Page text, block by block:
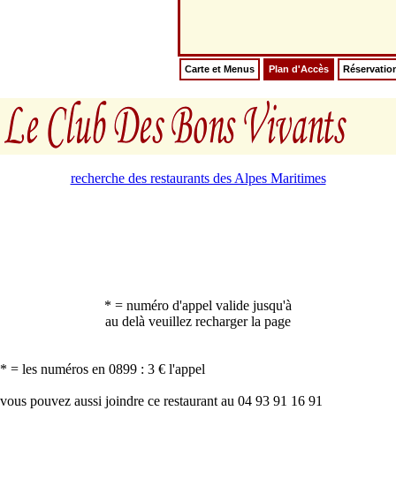
Carte et Menus Plan d'Accès
recherche des restaurants des Alpes Maritimes
* = numéro d'appel valide jusqu'à
au delà veuillez recharger la page
* = les numéros en 0899 : 3 € l'appel
vous pouvez aussi joindre ce restaurant au 04 93 91 16 91